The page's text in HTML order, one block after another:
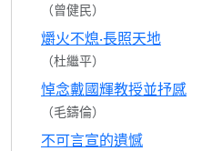
（曾健民）
爝火不熄‧長照天地
（杜繼平）
悼念戴國輝教授並抒感
（毛鑄倫）
不可言宣的遺憾